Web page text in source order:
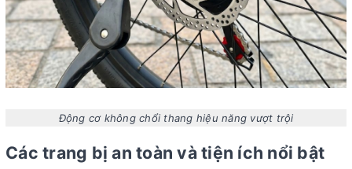
Động cơ không chổi thang hiệu năng vượt trội
Các trang bị an toàn và tiện ích nổi bật